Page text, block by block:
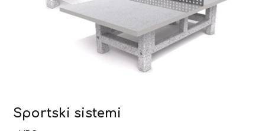
Sportski sistemi